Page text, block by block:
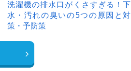
洗濯機の排水口がくさすぎる！下
水・汚れの臭いの5つの原因と対
策・予防策